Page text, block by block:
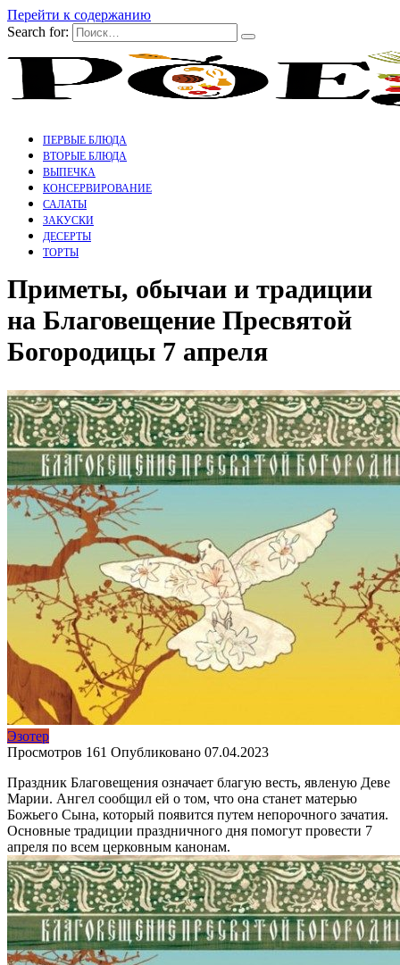
Перейти к содержанию
Search for:
ПЕРВЫЕ БЛЮДА
ВТОРЫЕ БЛЮДА
ВЫПЕЧКА
КОНСЕРВИРОВАНИЕ
САЛАТЫ
ЗАКУСКИ
ДЕСЕРТЫ
ТОРТЫ
Приметы, обычаи и традиции
на Благовещение Пресвятой
Богородицы 7 апреля
Эзотер
Просмотров 161 Опубликовано 07.04.2023
Праздник Благовещения означает благую весть, явленую Деве
Марии. Ангел сообщил ей о том, что она станет матерью
Божьего Сына, который появится путем непорочного зачатия.
Основные традиции праздничного дня помогут провести 7
апреля по всем церковным канонам.